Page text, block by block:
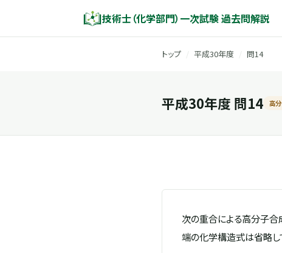
技術士（化学部門）一次試験 過去問解説
トップ 平成30年度 問14
平成30年度 問14 高
次の重合による高分子合
端の化学構造式は省略し